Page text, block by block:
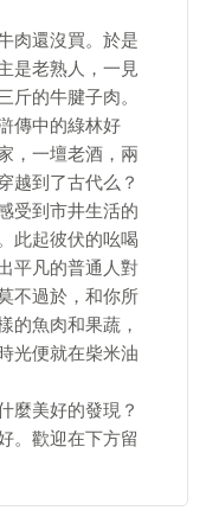
肉還沒買。於是
是老熟人，一見
斤的牛腱子肉。
傳中的綠林好
，一壇老酒，兩
越到了古代么？
受到市井生活的
此起彼伏的吆喝
平凡的普通人對
不過於，和你所
的魚肉和果蔬，
光便就在柴米油
麼美好的發現？
。歡迎在下方留